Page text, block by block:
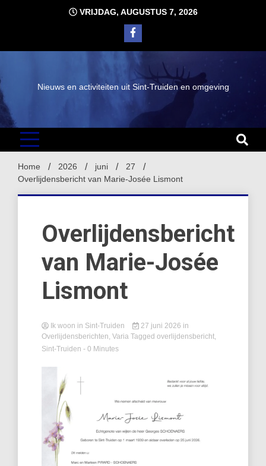
VRIJDAG, AUGUSTUS 7, 2026
Nieuws en activiteiten uit Sint-Truiden en omgeving
Home 2026 juni
27
Overlijdensbericht van Marie-Josée Lismont
Overlijdensbericht
van Marie-Josée
Lismont
Ik woon in Sint-Truiden 27 juni 2026 in
Overlijdensberichten, Varia Tagged overlijdensbericht,
Sint-Truiden - 0 Minutes